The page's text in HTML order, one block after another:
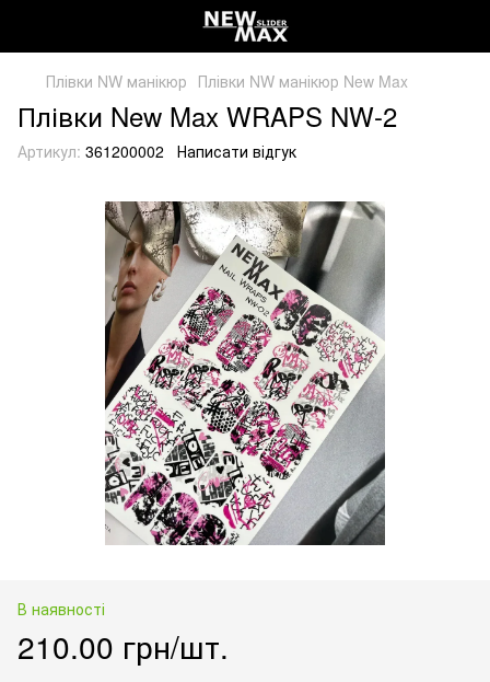
Плівки NW манікюр Плівки NW манікюр New Max
Плівки New Max WRAPS NW-2
Артикул: 361200002 Написати відгук
В наявності
210.00 грн/шт.